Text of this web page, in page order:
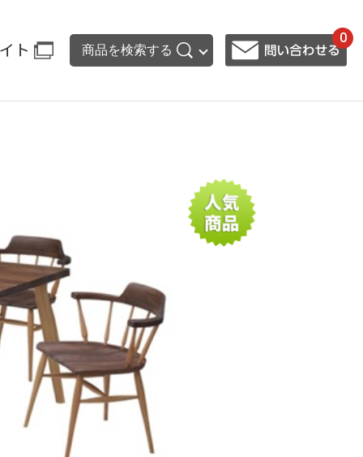
ト 商品を検索する
0